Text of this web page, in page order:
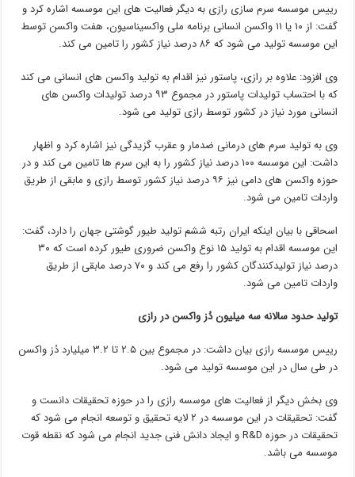
رییس موسسه سرم سازی رازی به دیگر فعالیت های این موسسه اشاره کرد و
گفت: از ۱۰ یا ۱۱ واکسن انسانی برنامه ملی واکسیناسیون، هفت واکسن توسط
این موسسه تولید می شود که ۸۶ درصد نیاز کشور را تامین می کند.
وی افزود: علاوه بر رازی، پاستور نیز اقدام به تولید واکسن های انسانی می کند
که با احتساب تولیدات پاستور در مجموع ۹۳ درصد تولیدات واکسن های
انسانی مورد نیاز در کشور توسط رازی تولید می شود.
وی به تولید سرم های درمانی ضدمار و عقرب گزیدگی نیز اشاره کرد و اظهار
داشت: این موسسه ۱۰۰ درصد نیاز کشور را به این سرم ها تامین می کند و در
حوزه واکسن های دامی نیز ۹۶ درصد نیاز کشور توسط رازی و مابقی از طریق
واردات تامین می شود.
اسحاقی با بیان اینکه ایران رتبه ششم تولید طیور گوشتی جهان را دارد، گفت:
این موسسه اقدام به تولید ۱۵ نوع واکسن ضروری طیور کرده است که ۳۰
درصد نیاز تولیدکنندگان کشور را رفع می کند و ۷۰ درصد مابقی از طریق
واردات تامین می شود.
تولید حدود سالانه سه میلیون دُز واکسن در رازی
رییس موسسه رازی بیان داشت: در مجموع بین ۲.۵ تا ۳.۲ میلیارد دُز واکسن
در طی سال در این موسسه تولید می شود.
وی بخش دیگر از فعالیت های موسسه رازی را در حوزه تحقیقات دانست و
گفت: تحقیقات در این موسسه در ۲ لایه تحقیق و توسعه انجام می شود که
تحقیقات در حوزه R&D و ایجاد دانش فنی جدید انجام می شود که نقطه قوت
موسسه می باشد.